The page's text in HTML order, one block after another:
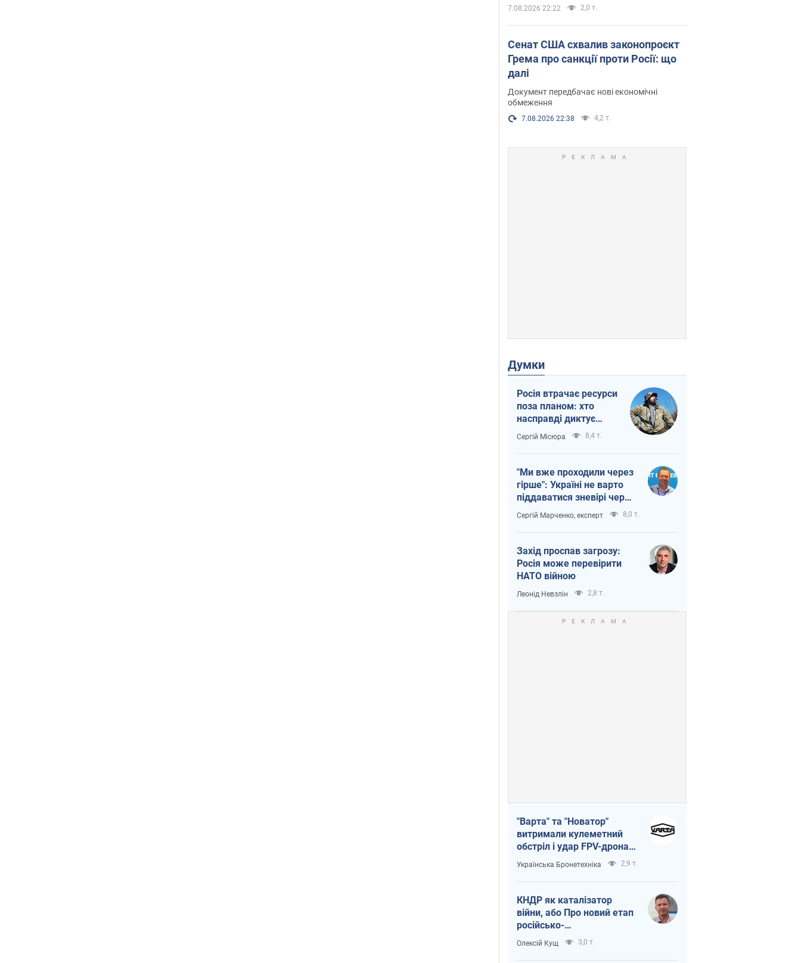
7.08.2026 22:22 2,0 т.
Сенат США схвалив законопроєкт
Грема про санкції проти Росії: що
далі
Документ передбачає нові економічні
обмеження
7.08.2026 22:38 4,2 т.
Думки
Росія втрачає ресурси
поза планом: хто
насправді диктує
темп війни
Сергій Місюра 8,4 т.
"Ми вже проходили через
гірше": Україні не варто
піддаватися зневірі через
ракетний терор
Сергій Марченко, експерт 8,0 т.
Захід проспав загрозу:
Росія може перевірити
НАТО війною
Леонід Невзлін 2,8 т.
"Варта" та "Новатор"
витримали кулеметний
обстріл і удар FPV-дрона,
врятувавши життя
офіцеру ЗСУ
Українська Бронетехніка 2,9 т.
КНДР як каталізатор
війни, або Про новий етап
російсько-
північнокорейського
Олексій Кущ 3,0 т.